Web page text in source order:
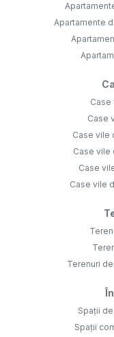
Apartamente
Case
Case
Case vile
Case vile
Case
Case vile
Terenuri
Spații
Spații